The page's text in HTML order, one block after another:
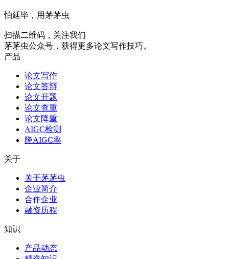
怕延毕，用茅茅虫
扫描二维码，关注我们
茅茅虫公众号，获得更多论文写作技巧。
产品
论文写作
论文答辩
论文开题
论文查重
论文降重
AIGC检测
降AIGC率
关于
关于茅茅虫
企业简介
合作企业
融资历程
知识
产品动态